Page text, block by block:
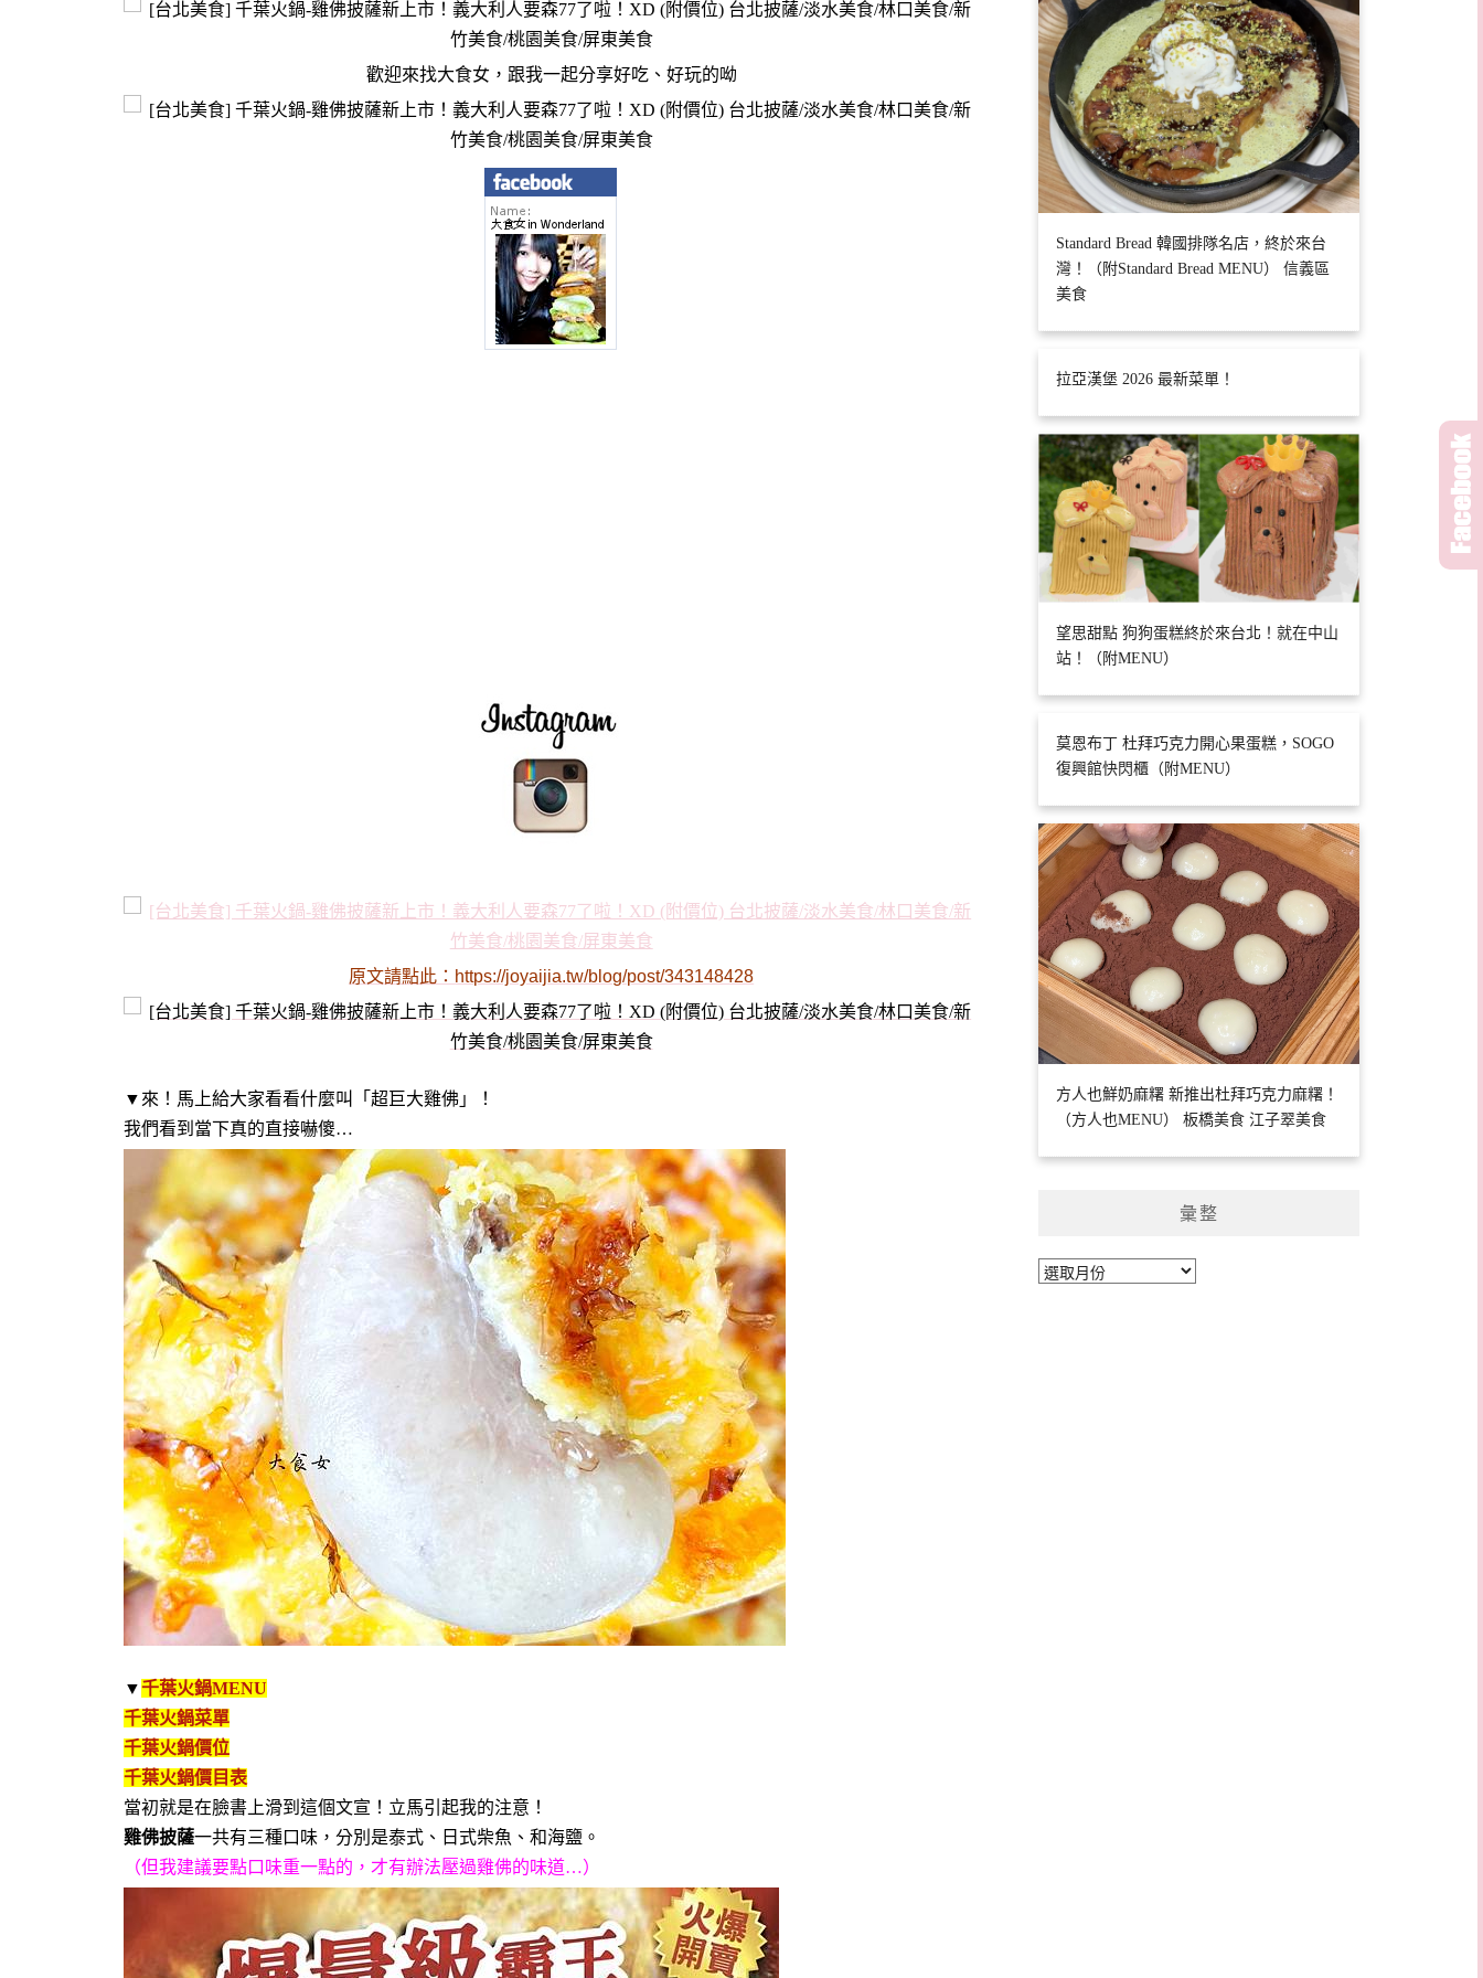
歡迎來找大食女，跟我一起分享好吃、好玩的呦
原文請點此： https://joyaijia.tw/blog/post/343148428
▼來！馬上給大家看看什麼叫「超巨大雞佛」！
我們看到當下真的直接嚇傻…
▼千葉火鍋MENU
千葉火鍋菜單
千葉火鍋價位
千葉火鍋價目表
當初就是在臉書上滑到這個文宣！立馬引起我的注意！
雞佛披薩一共有三種口味，分別是泰式、日式柴魚、和海鹽。
（但我建議要點口味重一點的，才有辦法壓過雞佛的味道…）
Standard Bread 韓國排隊名店，終於來台
灣！（附Standard Bread MENU） 信義區
美食
拉亞漢堡 2026 最新菜單！
望思甜點 狗狗蛋糕終於來台北！就在中山
站！（附MENU）
莫恩布丁 杜拜巧克力開心果蛋糕，SOGO
復興館快閃櫃（附MENU）
方人也鮮奶麻糬 新推出杜拜巧克力麻糬！
（方人也MENU） 板橋美食 江子翠美食
彙整
彙